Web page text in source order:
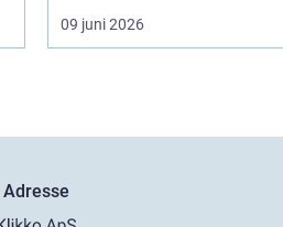
09 juni 2026
Adresse